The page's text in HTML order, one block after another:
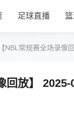
足球直播
【NBL常规赛全场录
回放】